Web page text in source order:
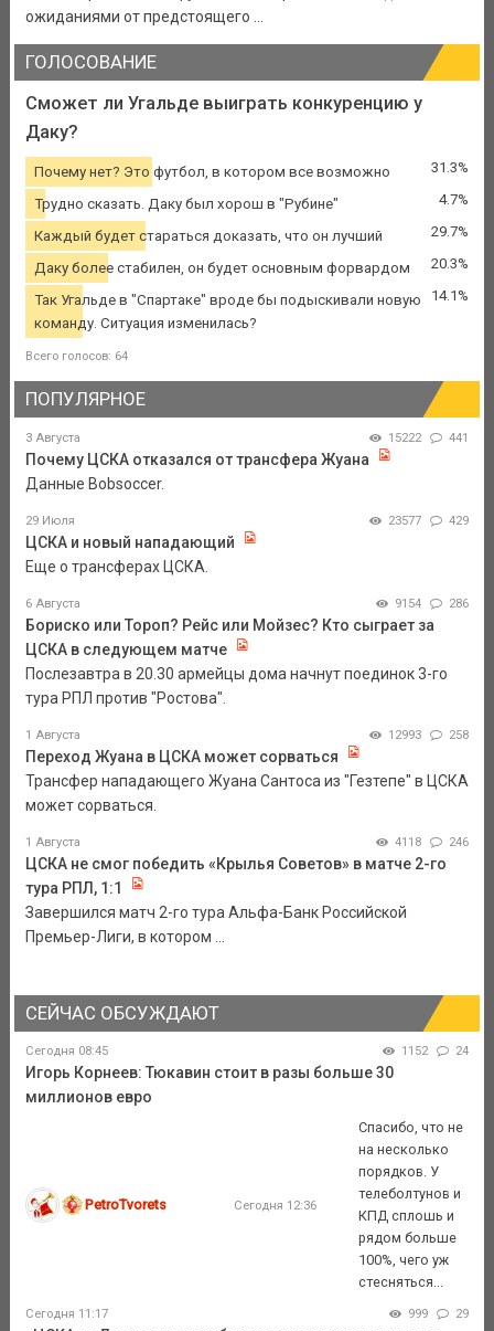
ожиданиями от предстоящего ...
ГОЛОСОВАНИЕ
Сможет ли Угальде выиграть конкуренцию у
Даку?
Почему нет? Это футбол, в котором все возможно 31.3%
Трудно сказать. Даку был хорош в "Рубине" 4.7%
Каждый будет стараться доказать, что он лучший 29.7%
Даку более стабилен, он будет основным форвардом 20.3%
Так Угальде в "Спартаке" вроде бы подыскивали новую
команду. Ситуация изменилась?
14.1%
Всего голосов: 64
ПОПУЛЯРНОЕ
3 Августа 15222 441
Почему ЦСКА отказался от трансфера Жуана
Данные Bobsoccer.
29 Июля 23577 429
ЦСКА и новый нападающий
Еще о трансферах ЦСКА.
6 Августа 9154 286
Бориско или Тороп? Рейс или Мойзес? Кто сыграет за
ЦСКА в следующем матче
Послезавтра в 20.30 армейцы дома начнут поединок 3-го
тура РПЛ против "Ростова".
1 Августа 12993 258
Переход Жуана в ЦСКА может сорваться
Трансфер нападающего Жуана Сантоса из "Гезтепе" в ЦСКА
может сорваться.
1 Августа 4118 246
ЦСКА не смог победить «Крылья Советов» в матче 2-го
тура РПЛ, 1:1
Завершился матч 2-го тура Альфа-Банк Российской
Премьер-Лиги, в котором ...
СЕЙЧАС ОБСУЖДАЮТ
Сегодня 08:45 1152 24
Игорь Корнеев: Тюкавин стоит в разы больше 30
миллионов евро
PetroTvorets Сегодня 12:36
Спасибо, что не
на несколько
порядков. У
телеболтунов и
КПД сплошь и
рядом больше
100%, чего уж
стесняться...
Сегодня 11:17 999 29